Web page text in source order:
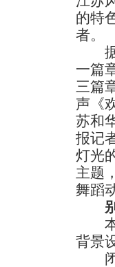
的特
者。
据
一篇
三篇
声《
苏和
报记
灯光
主题
舞蹈
本
背景
闭